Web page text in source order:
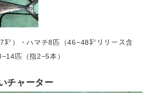
㌢）・ハマチ8匹（46−48㌢リリース含
匹（指2−5本）
チャーター